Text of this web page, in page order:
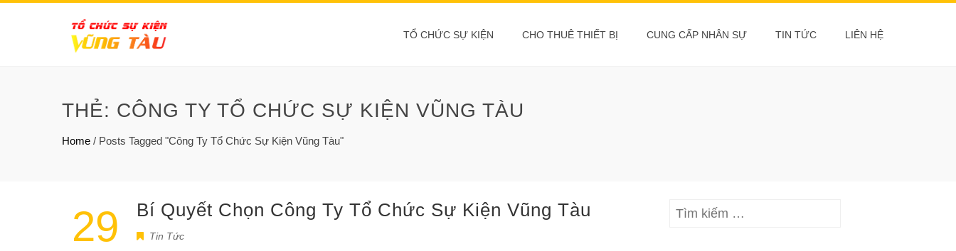
TỔ CHỨC SỰ KIỆN CHO THUÊ THIẾT BỊ CUNG CẤP NHÂN SỰ TIN TỨC LIÊN HỆ
THẺ: CÔNG TY TỔ CHỨC SỰ KIỆN VŨNG TÀU
Home / Posts Tagged "Công Ty Tổ Chức Sự Kiện Vũng Tàu"
29 Bí Quyết Chọn Công Ty Tổ Chức Sự Kiện Vũng Tàu
Tin Tức
Tìm